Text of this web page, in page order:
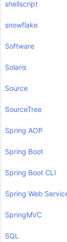
shellscript
snowflake
Software
Solaris
Source
SourceTree
Spring AOP
Spring Boot
Spring Boot CLI
Spring Web
SpringMVC
SQL